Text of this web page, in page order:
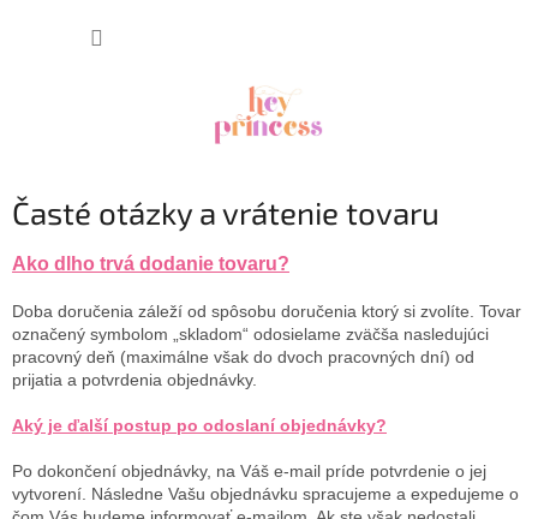
Časté otázky a vrátenie tovaru
Ako dlho trvá dodanie tovaru?
Doba doručenia záleží od spôsobu doručenia ktorý si zvolíte. Tovar
označený symbolom „skladom“ odosielame zväčša nasledujúci
pracovný deň (maximálne však do dvoch pracovných dní) od
prijatia a potvrdenia objednávky.
Aký je ďalší postup po odoslaní objednávky?
Po dokončení objednávky, na Váš e-mail príde potvrdenie o jej
vytvorení. Následne Vašu objednávku spracujeme a expedujeme o